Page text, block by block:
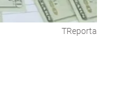
TReporta